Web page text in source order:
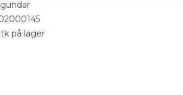
på lager